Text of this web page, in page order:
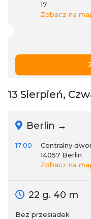
17
Zobacz na
13 Sierpień,
Berlin →
17:00
Centralny
14057 Berlin
Zobacz na
22 g. 40 m
Bez przesiadek